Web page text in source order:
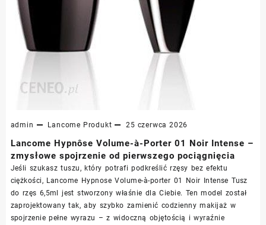
admin Lancome Produkt 25 czerwca 2026
Lancome Hypnôse Volume-à-Porter 01 Noir Intense –
zmysłowe spojrzenie od pierwszego pociągnięcia
Jeśli szukasz tuszu, który potrafi podkreślić rzęsy bez efektu
ciężkości, Lancome Hypnose Volume-à-porter 01 Noir Intense Tusz
do rzęs 6,5ml jest stworzony właśnie dla Ciebie. Ten model został
zaprojektowany tak, aby szybko zamienić codzienny makijaż w
spojrzenie pełne wyrazu – z widoczną objętością i wyraźnie